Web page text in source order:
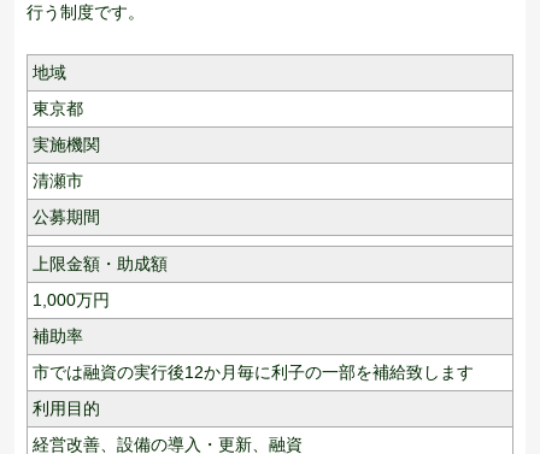
行う制度です。
地域
東京都
実施機関
清瀬市
公募期間
上限金額・助成額
1,000万円
補助率
市では融資の実行後12か月毎に利子の一部を補給致します
利用目的
経営改善、 設備の導入・更新、 融資